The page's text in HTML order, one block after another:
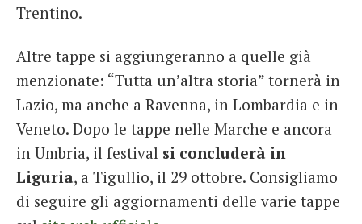
Trentino.
Altre tappe si aggiungeranno a quelle già
menzionate: “Tutta un’altra storia” tornerà in
Lazio, ma anche a Ravenna, in Lombardia e in
Veneto. Dopo le tappe nelle Marche e ancora
in Umbria, il festival si concluderà in
Liguria, a Tigullio, il 29 ottobre. Consigliamo
di seguire gli aggiornamenti delle varie tappe